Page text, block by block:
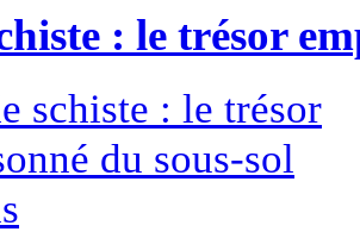
: le trésor